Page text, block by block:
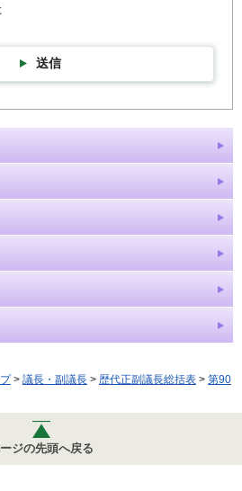
送信
> 議長・副議長 > 歴代正副議長総括表 > 第90
ジの先頭へ戻る